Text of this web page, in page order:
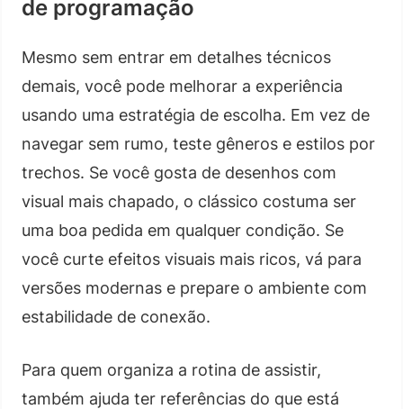
de programação
Mesmo sem entrar em detalhes técnicos
demais, você pode melhorar a experiência
usando uma estratégia de escolha. Em vez de
navegar sem rumo, teste gêneros e estilos por
trechos. Se você gosta de desenhos com
visual mais chapado, o clássico costuma ser
uma boa pedida em qualquer condição. Se
você curte efeitos visuais mais ricos, vá para
versões modernas e prepare o ambiente com
estabilidade de conexão.
Para quem organiza a rotina de assistir,
também ajuda ter referências do que está